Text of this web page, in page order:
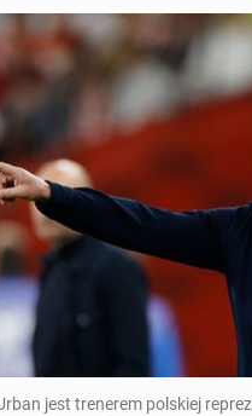
jest trenerem pol­skiej